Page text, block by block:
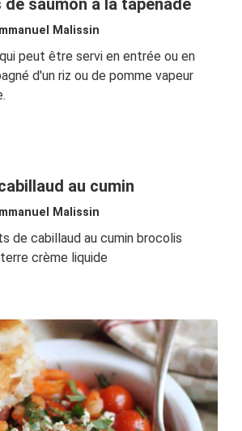
Malissin
peut être servi en entrée ou en
d'un riz ou de pomme vapeur
au cumin
Malissin
de cabillaud au cumin brocolis
crème liquide